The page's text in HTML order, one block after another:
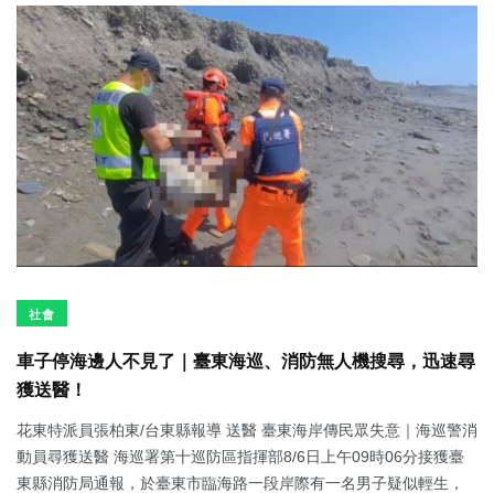
社會
車子停海邊人不見了｜臺東海巡、消防無人機搜尋，迅速尋
獲送醫！
花東特派員張柏東/台東縣報導 送醫 臺東海岸傳民眾失意｜海巡警消
動員尋獲送醫 海巡署第十巡防區指揮部8/6日上午09時06分接獲臺
東縣消防局通報，於臺東市臨海路一段岸際有一名男子疑似輕生，